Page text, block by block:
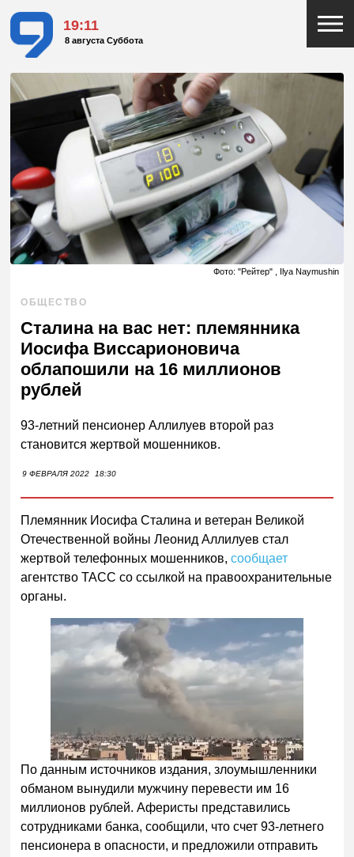
19:11
8 августа Суббота
Фото: "Рейтер" , Ilya Naymushin
ОБЩЕСТВО
Сталина на вас нет: племянника
Иосифа Виссарионовича
облапошили на 16 миллионов
рублей
93-летний пенсионер Аллилуев второй раз
становится жертвой мошенников.
9 ФЕВРАЛЯ 2022 18:30
Племянник Иосифа Сталина и ветеран Великой
Отечественной войны Леонид Аллилуев стал
жертвой телефонных мошенников,сообщает
агентство ТАСС со ссылкой на правоохранительные
органы.
По данным источников издания, злоумышленники
обманом вынудили мужчину перевести им 16
миллионов рублей. Аферисты представились
сотрудниками банка, сообщили, что счет 93-летнего
пенсионера в опасности, и предложили отправить